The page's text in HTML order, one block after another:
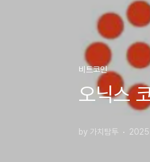
비트코인
오닉스
by 가치탐투